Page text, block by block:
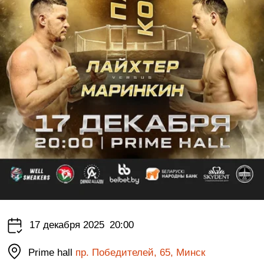
17 декабря 2025 20:00
Prime hall пр. Победителей, 65, Минск